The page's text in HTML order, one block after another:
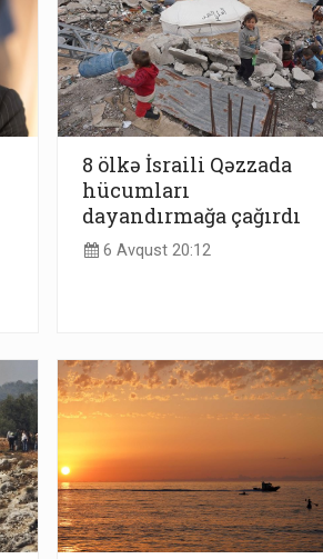
8 ölkə İsraili Qəzzada
hücumları
dayandırmağa çağırdı
6 Avqust 20:12